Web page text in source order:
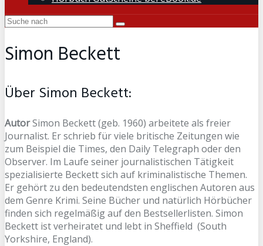
Simon Beckett
Über Simon Beckett:
AutorSimon Beckett (geb. 1960) arbeitete als freier
Journalist. Er schrieb für viele britische Zeitungen wie
zum Beispiel die Times, den Daily Telegraph oder den
Observer. Im Laufe seiner journalistischen Tätigkeit
spezialisierte Beckett sich auf kriminalistische Themen.
Er gehört zu den bedeutendsten englischen Autoren aus
dem Genre Krimi. Seine Bücher und natürlich Hörbücher
finden sich regelmäßig auf den Bestsellerlisten. Simon
Beckett ist verheiratet und lebt in Sheffield (South
Yorkshire, England).